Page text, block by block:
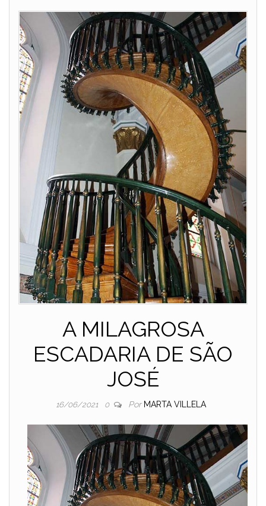
A MILAGROSA
ESCADARIA DE SÃO
JOSÉ
16/06/2021 0 Por MARTA VILLELA